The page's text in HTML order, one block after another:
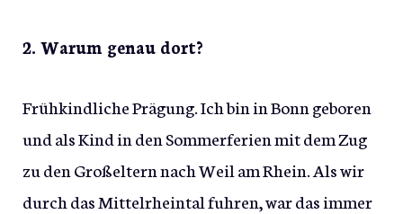
2. Warum genau dort?
Frühkindliche Prägung. Ich bin in Bonn geboren
und als Kind in den Sommerferien mit dem Zug
zu den Großeltern nach Weil am Rhein. Als wir
durch das Mittelrheintal fuhren, war das immer